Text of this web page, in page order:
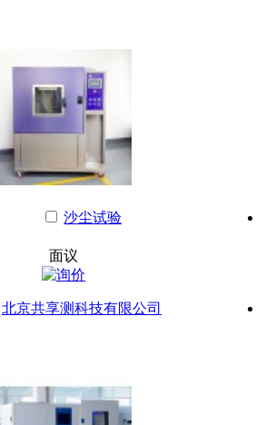
沙尘试验
面议
北京共享测科技有限公司